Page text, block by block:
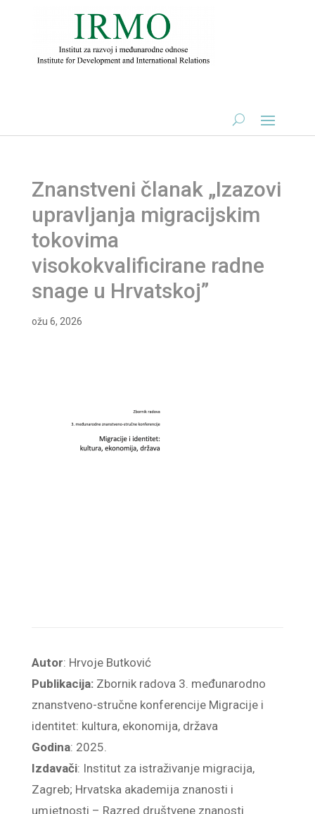
Znanstveni članak „Izazovi
upravljanja migracijskim
tokovima
visokokvalificirane radne
snage u Hrvatskoj”
ožu 6, 2026
Autor: Hrvoje Butković
Publikacija: Zbornik radova 3. međunarodno
znanstveno-stručne konferencije Migracije i
identitet: kultura, ekonomija, država
Godina: 2025.
Izdavači: Institut za istraživanje migracija,
Zagreb; Hrvatska akademija znanosti i
umjetnosti – Razred društvene znanosti